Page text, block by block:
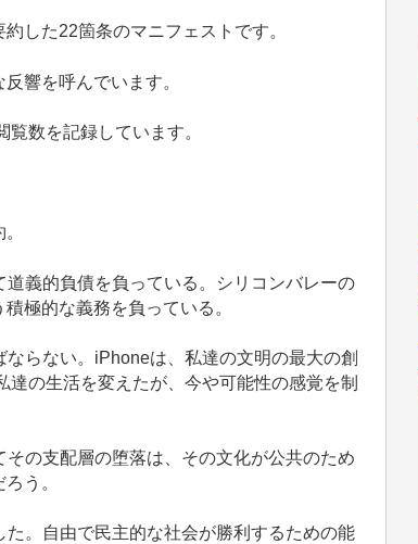
した22箇条のマニフェストです。
響を呼んでいます。
数を記録しています。
義的負債を負っている。シリコンバレーの
極的な義務を負っている。
らない。iPhoneは、私達の文明の最大の創
の生活を変えたが、今や可能性の感覚を制
の支配層の堕落は、その文化が公共のため
う。
。自由で民主的な社会が勝利するための能